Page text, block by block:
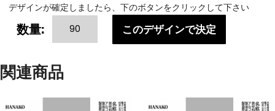
デザインが確定しましたら、下のボタンをクリックして下さい
数量:
の
記
このデザインで決定
関連商品